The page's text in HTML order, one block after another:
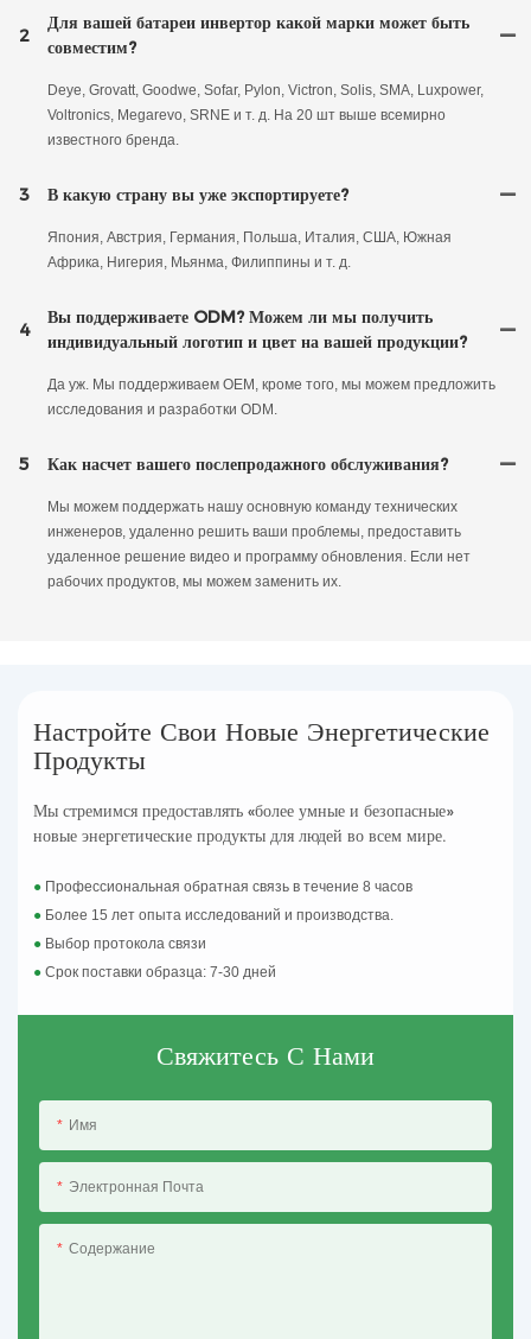
2
Для вашей батареи инвертор какой марки может быть
совместим?
Deye, Grovatt, Goodwe, Sofar, Pylon, Victron, Solis, SMA, Luxpower,
Voltronics, Megarevo, SRNE и т. д. На 20 шт выше всемирно
известного бренда.
3 В какую страну вы уже экспортируете?
Япония, Австрия, Германия, Польша, Италия, США, Южная
Африка, Нигерия, Мьянма, Филиппины и т. д.
4
Вы поддерживаете ODM? Можем ли мы получить
индивидуальный логотип и цвет на вашей продукции?
Да уж. Мы поддерживаем OEM, кроме того, мы можем предложить
исследования и разработки ODM.
5 Как насчет вашего послепродажного обслуживания?
Мы можем поддержать нашу основную команду технических
инженеров, удаленно решить ваши проблемы, предоставить
удаленное решение видео и программу обновления. Если нет
рабочих продуктов, мы можем заменить их.
Настройте Свои Новые Энергетические
Продукты
Мы стремимся предоставлять «более умные и безопасные»
новые энергетические продукты для людей во всем мире.
● Профессиональная обратная связь в течение 8 часов
● Более 15 лет опыта исследований и производства.
● Выбор протокола связи
●Срок поставки образца: 7-30 дней
Свяжитесь С Нами
Имя
Электронная Почта
Содержание